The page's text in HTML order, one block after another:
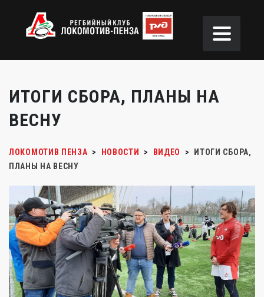
ИТОГИ СБОРА, ПЛАНЫ НА
ВЕСНУ
ЛОКОМОТИВ ПЕНЗА > НОВОСТИ > ВИДЕО >
ИТОГИ СБОРА,
ПЛАНЫ НА ВЕСНУ